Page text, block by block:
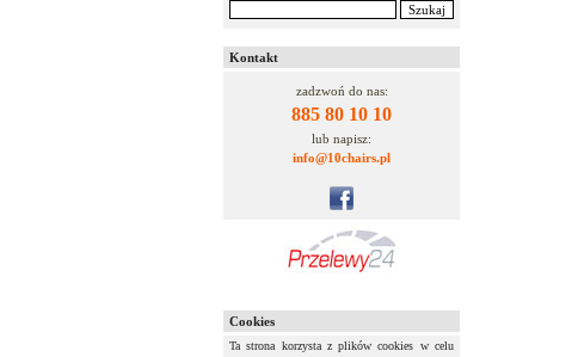
Kontakt
zadzwoń do nas:
885 80 10 10
lub napisz:
info@10chairs.pl
Cookies
Ta strona korzysta z plików cookies w celu